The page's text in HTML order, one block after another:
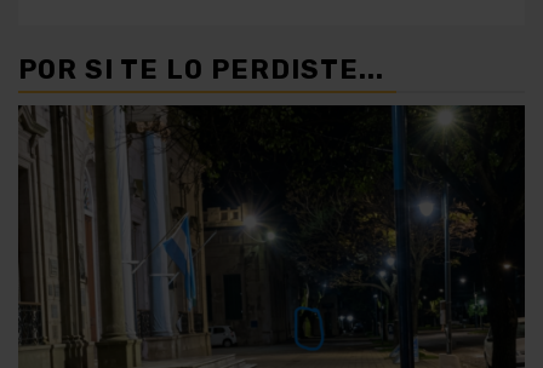
POR SI TE LO PERDISTE...